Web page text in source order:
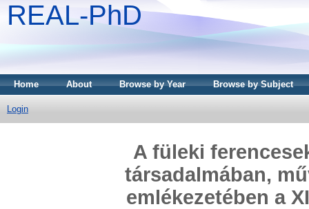
REAL-PhD
Home About Browse by Year Browse by Subject
Login
A füleki
társadalmában,
emlékezetében a